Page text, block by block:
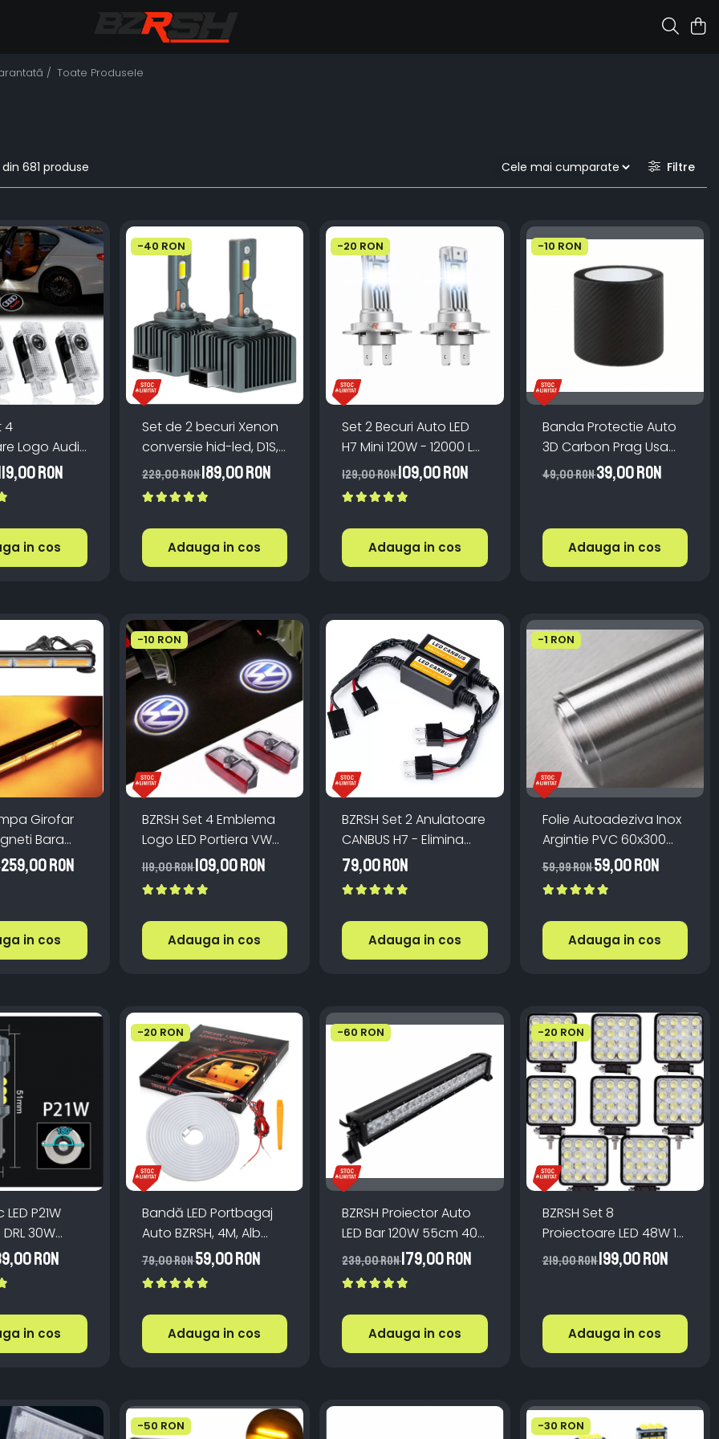
/ Toate Produsele
din 681 produse Filtre
4
Logo Audi
A4 A5 A6
Q7 - 12V
RON
in cos
-40 RON
Set de 2 becuri Xenon
conversie hid-led, D1S,
120W, 12.000lm, Canbus,
Miez Cupru, Radiator
Aluminiu, Premium, Alb
Rece
229,00 RON189,00 RON
Adauga in cos
-20 RON
Set 2 Becuri Auto LED
H7 Mini 120W - 12000 LM,
Alb Rece 6500K,
Canbus Integrat +
Ventilator Răcire, Plug
& Play, 12-18V
129,00 RON109,00 RON
Adauga in cos
-10 RON
Banda Protectie Auto
3D Carbon Prag Usa
Bara Bord 10cm x 5m
Impermeabila
49,00 RON39,00 RON
Adauga in cos
Girofar
Bara
24V
259,00 RON
in cos
-10 RON
BZRSH Set 4 Emblema
Logo LED Portiera VW
Volkswagen - 12V 5W
82x30mm
119,00 RON109,00 RON
Adauga in cos
BZRSH Set 2 Anulatoare
CANBUS H7 - Elimina
Eroarea Bec Ars LED
79,00 RON
Adauga in cos
-1 RON
Folie Autoadeziva Inox
Argintie PVC 60x300
cm Bucatarie Mobilier
59,99 RON59,00 RON
Adauga in cos
LED P21W
DRL 30W
36 SMD
RON
in cos
-20 RON
Bandă LED Portbagaj
Auto BZRSH, 4M, Alb
Rece 6000K, Pornire
Automată, Instalare
Sub Cheder (Fără
Adeziv)
79,00 RON59,00 RON
Adauga in cos
-60 RON
BZRSH Proiector Auto
LED Bar 120W 55cm 40
LED Offroad 6000K IP67
239,00 RON179,00 RON
Adauga in cos
-20 RON
BZRSH Set 8
Proiectoare LED 48W 16
LED Off-Road IP67 12-
24V
219,00 RON199,00 RON
Adauga in cos
-50 RON -30 RON